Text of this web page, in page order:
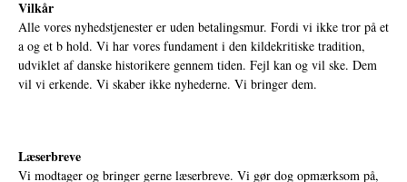
Vilkår
Alle vores nyhedstjenester er uden betalingsmur. Fordi vi ikke tror på et
a og et b hold. Vi har vores fundament i den kildekritiske tradition,
udviklet af danske historikere gennem tiden. Fejl kan og vil ske. Dem
vil vi erkende. Vi skaber ikke nyhederne. Vi bringer dem.
Læserbreve
Vi modtager og bringer gerne læserbreve. Vi gør dog opmærksom på,